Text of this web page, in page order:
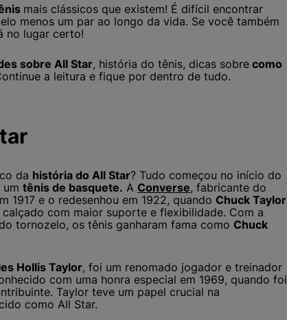
mais clássicos que existem! É difícil encontrar
menos um par ao longo da vida. Se você também
no lugar certo!
sobre All Star, história do tênis, dicas sobre como
a leitura e fique por dentro de tudo.
da história do All Star? Tudo começou no início do
tênis de basquete. A Converse, fabricante do
1917 e o redesenhou em 1922, quando Chuck Taylor
com maior suporte e flexibilidade. Com a
tornozelo, os tênis ganharam fama como Chuck
Hollis Taylor, foi um renomado jogador e treinador
com uma honra especial em 1969, quando foi
Taylor teve um papel crucial na
como All Star.